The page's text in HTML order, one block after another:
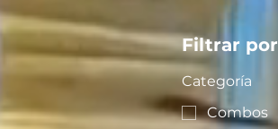
Filtrar por
Categoría
Combos